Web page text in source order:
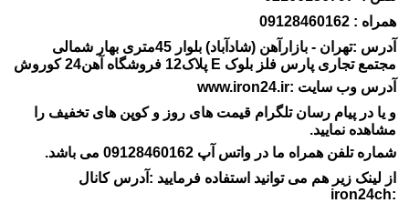
همراه : 09128460162
آدرس :تهران - بازارآهن (شادآباد) بلوار 45متری بهار شمالی
مجتمع تجاری پارس فلز بلوک E پلاک12 فروشگاه آهن24 کوروش
آدرس وب سایت :www.iron24.ir
و یا در پیام رسان تلگرام قیمت های روز و کوپن های تخفیف را
مشاهده نمایید.
شماره تلفن همراه ما در واتس آپ 09128460162 می باشد.
از لینک زیر هم می توانید استفاده فرمایید :آدرس کانال
:iron24ch